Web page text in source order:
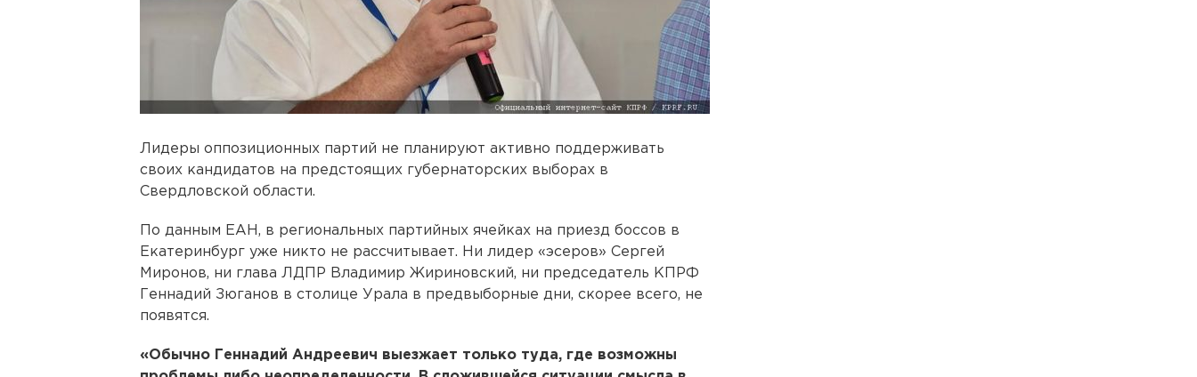
Лидеры оппозиционных партий не планируют активно поддерживать
своих кандидатов на предстоящих губернаторских выборах в
Свердловской области.
По данным ЕАН, в региональных партийных ячейках на приезд боссов в
Екатеринбург уже никто не рассчитывает. Ни лидер «эсеров» Сергей
Миронов, ни глава ЛДПР Владимир Жириновский, ни председатель КПРФ
Геннадий Зюганов в столице Урала в предвыборные дни, скорее всего, не
появятся.
«Обычно Геннадий Андреевич выезжает только туда, где возможны